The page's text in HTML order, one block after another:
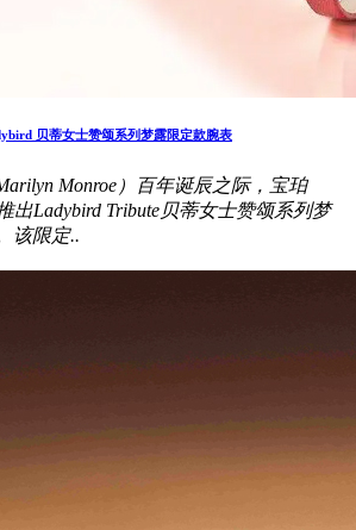
贝蒂女士赞颂系列梦露限定款腕表
Monroe）百年诞辰之际，宝珀
出Ladybird Tribute贝蒂女士赞颂系列梦
该限定..